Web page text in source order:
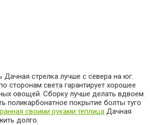
Дачная стрелка лучше с севера на юг.
сторонам света гарантирует хорошее
овощей. Сборку лучше делать вдвоем.
поликарбонатное покрытие болты туго
своими руками теплица Дачная
долго.